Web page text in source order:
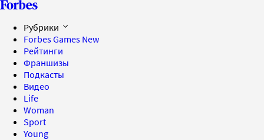
Рубрики
Forbes Games New
Рейтинги
Франшизы
Подкасты
Видео
Life
Woman
Sport
Young